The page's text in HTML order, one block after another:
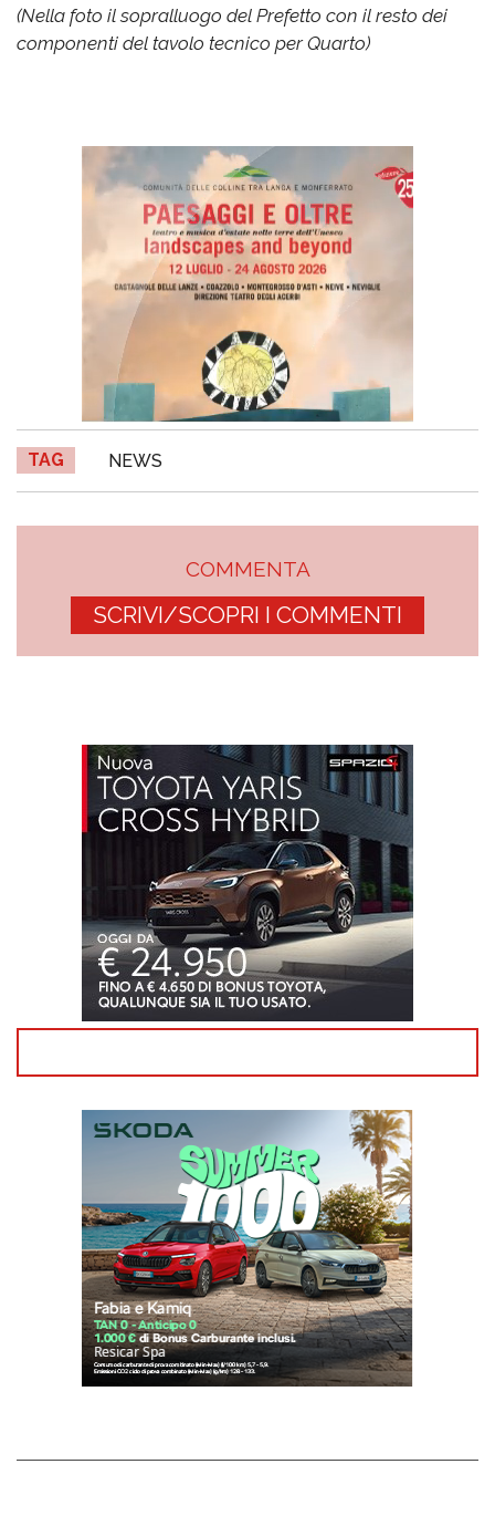
(Nella foto il sopralluogo del Prefetto con il resto dei
componenti del tavolo tecnico per Quarto)
TAG NEWS
COMMENTA
SCRIVI/SCOPRI I COMMENTI